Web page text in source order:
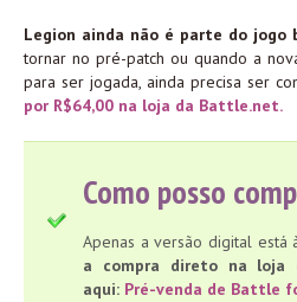
Legion ainda não é parte do jogo
tornar no pré-patch ou quando a
para ser jogada, ainda precisa ser
por R$64,00 na loja da Battle.net.
Como posso
Apenas a versão digital está
a compra direto na loja
aqui: Pré-venda de Battle